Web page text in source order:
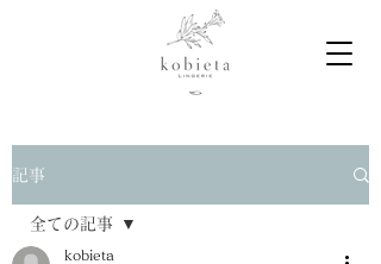
記事
全ての記事
kobieta